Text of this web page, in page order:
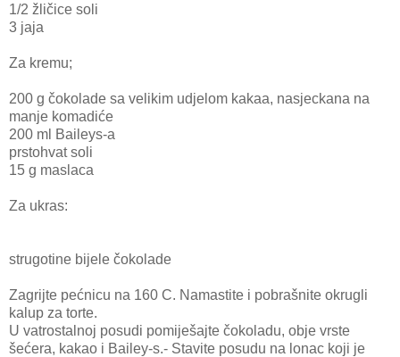
1/2 žličice soli
3 jaja
Za kremu;
200 g čokolade sa velikim udjelom kakaa, nasjeckana na
manje komadiće
200 ml Baileys-a
prstohvat soli
15 g maslaca
Za ukras:
strugotine bijele čokolade
Zagrijte pećnicu na 160 C. Namastite i pobrašnite okrugli
kalup za torte.
U vatrostalnoj posudi pomiješajte čokoladu, obje vrste
šećera, kakao i Bailey-s.- Stavite posudu na lonac koji je